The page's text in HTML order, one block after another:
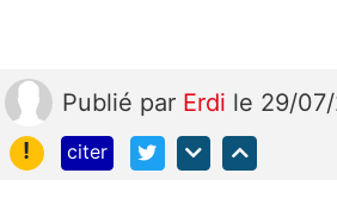
Publié par Erdi le 29/
!
citer